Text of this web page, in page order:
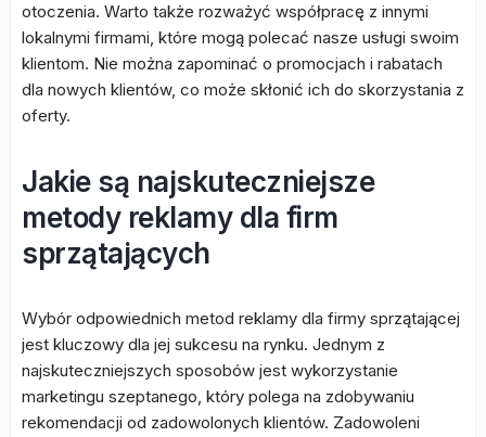
otoczenia. Warto także rozważyć współpracę z innymi
lokalnymi firmami, które mogą polecać nasze usługi swoim
klientom. Nie można zapominać o promocjach i rabatach
dla nowych klientów, co może skłonić ich do skorzystania z
oferty.
Jakie są najskuteczniejsze
metody reklamy dla firm
sprzątających
Wybór odpowiednich metod reklamy dla firmy sprzątającej
jest kluczowy dla jej sukcesu na rynku. Jednym z
najskuteczniejszych sposobów jest wykorzystanie
marketingu szeptanego, który polega na zdobywaniu
rekomendacji od zadowolonych klientów. Zadowoleni